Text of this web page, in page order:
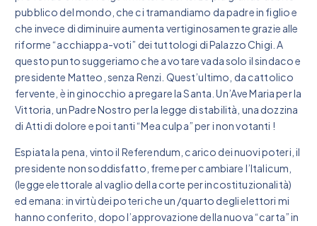
pubblico del mondo, che ci tramandiamo da padre in figlio e
che invece di diminuire aumenta vertiginosamente grazie alle
riforme “acchiappa-voti” dei tuttologi di Palazzo Chigi. A
questo punto suggeriamo che a votare vada solo il sindaco e
presidente Matteo, senza Renzi. Quest’ultimo, da cattolico
fervente, è in ginocchio a pregare la Santa. Un’Ave Maria per la
Vittoria, un Padre Nostro per la legge di stabilità, una dozzina
di Atti di dolore e poi tanti “Mea culpa” per i non votanti !
Espiata la pena, vinto il Referendum, carico dei nuovi poteri, il
presidente non soddisfatto, freme per cambiare l’Italicum,
(legge elettorale al vaglio della corte per incostituzionalità)
ed emana: in virtù dei poteri che un /quarto degli elettori mi
hanno conferito, dopo l’approvazione della nuova “carta” in